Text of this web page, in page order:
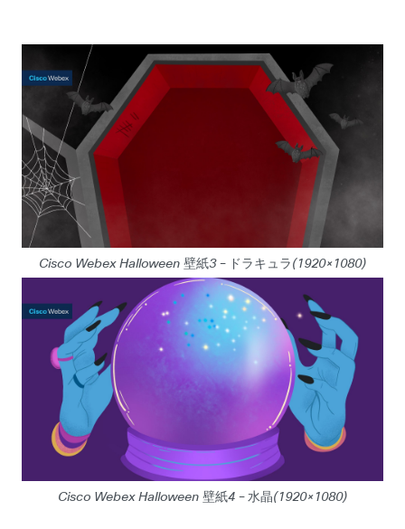
Cisco Webex Halloween 壁紙3 – ドラキュラ(1920×1080)
Cisco Webex Halloween 壁紙4 – 水晶(1920×1080)